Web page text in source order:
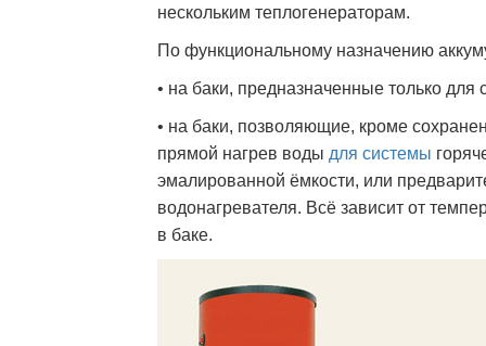
нескольким теплогенераторам.
По функциональному назначению
• на баки, предназначенные только для
• на баки, позволяющие, кроме
прямой нагрев воды для системы
эмалированной ёмкости, или
водонагревателя. Всё зависит от
в баке.